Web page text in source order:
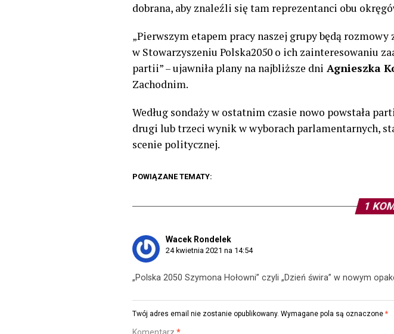
dobrana, aby znaleźli się tam reprezentanci obu
„Pierwszym etapem pracy naszej grupy będą
w Stowarzyszeniu Polska2050 o ich zainteresowaniu
partii” – ujawniła plany na najbliższe dni Agnieszka
Zachodnim.
Według sondaży w ostatnim czasie nowo powstała
drugi lub trzeci wynik w wyborach parlamentarnych,
scenie politycznej.
POWIĄZANE TEMATY:
1
Wacek Rondelek
24 kwietnia 2021 na 14:54
„Polska 2050 Szymona Hołowni” czyli „Dzień świra” w nowym
Twój adres email nie zostanie opublikowany. Wymagane pola są oznaczone *